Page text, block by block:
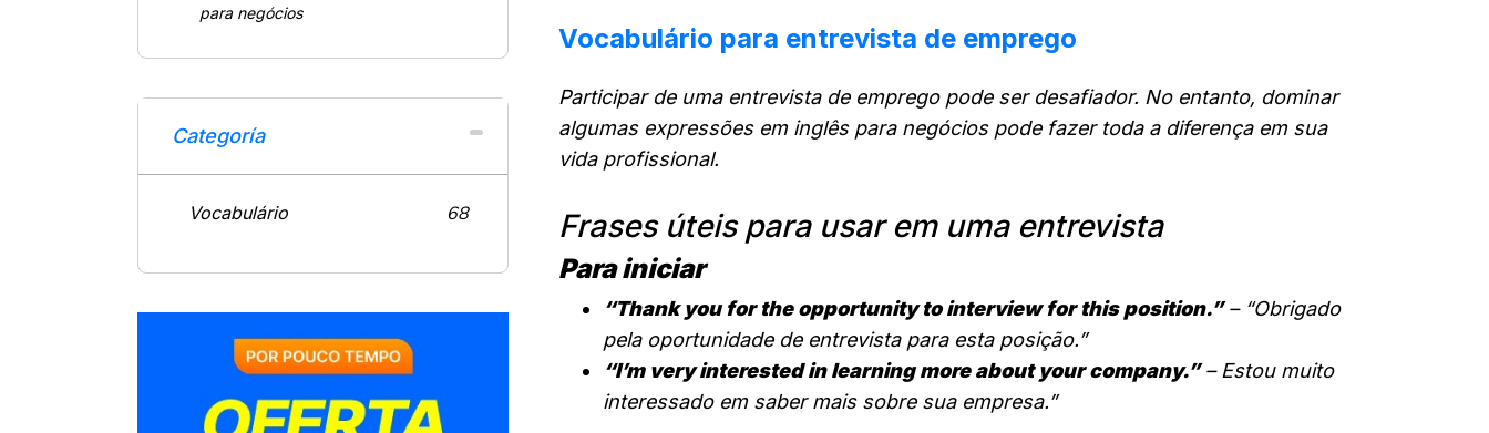
para negócios
Categoría
Vocabulário 68
Vocabulário para entrevista de emprego
Participar de uma entrevista de emprego pode ser desafiador. No entanto, dominar
algumas expressões em inglês para negócios pode fazer toda a diferença em sua
vida profissional.
Frases úteis para usar em uma entrevista
Para iniciar
“Thank you for the opportunity to interview for this position.”– “Obrigado
pela oportunidade de entrevista para esta posição.”
“I’m very interested in learning more about your company.”– Estou muito
interessado em saber mais sobre sua empresa.”